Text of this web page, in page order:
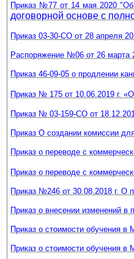
Приказ №77 от 14 мая 2020
договорной основе с
Приказ 03-30-СО от 28 апреля
Распоряжение №06 от 26 марта
Приказ 46-09-05 о продлении
Приказ № 175 от 10.06.2019 г.
Приказ № 03-159-СО от
Приказ О создании комиссии
Приказ о переводе с
Приказ о переводе с
Приказ №246 от 30.08.2018 г. О
Приказ о внесении изменений в
Приказ о стоимости обучения в
Приказ о стоимости обучения